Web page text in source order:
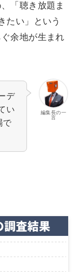
「聴き放題ま
たい」という
余地が生まれ
編集長の一
言
デ
い
で